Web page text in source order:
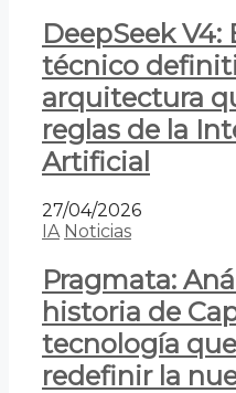
DeepSeek V4:
técnico
arquitectura
reglas de la
Artificial
27/04/2026
IA Noticias
Pragmata:
historia de
tecnología
redefinir la